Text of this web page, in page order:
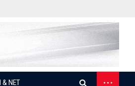
& NET ...